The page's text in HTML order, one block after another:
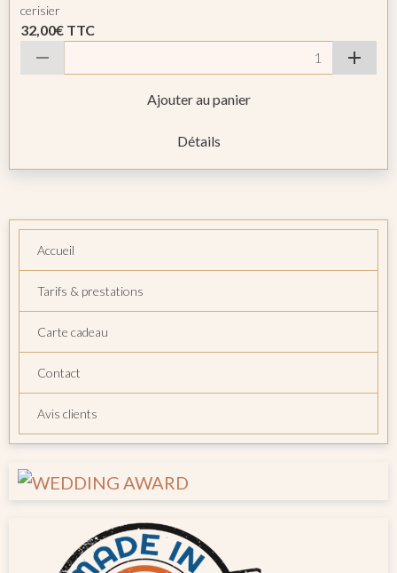
cerisier
32,00€ TTC
Ajouter au panier
Détails
Accueil
Tarifs & prestations
Carte cadeau
Contact
Avis clients